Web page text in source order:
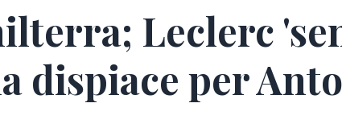
Leclerc
dispiace per